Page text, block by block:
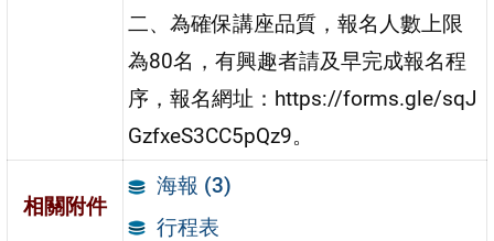
二、為確保講座品質，報名人數上限
為80名，有興趣者請及早完成報名程
序，報名網址：https://forms.gle/sqJ
GzfxeS3CC5pQz9。
相關附件
海報 (3)
行程表